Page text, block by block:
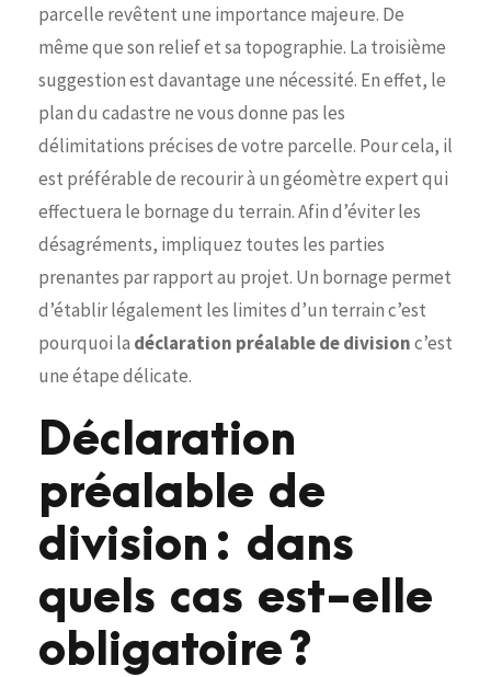
parcelle revêtent une importance majeure. De
même que son relief et sa topographie. La troisième
suggestion est davantage une nécessité. En effet, le
plan du cadastre ne vous donne pas les
délimitations précises de votre parcelle. Pour cela, il
est préférable de recourir à un géomètre expert qui
effectuera le bornage du terrain. Afin d’éviter les
désagréments, impliquez toutes les parties
prenantes par rapport au projet. Un bornage permet
d’établir légalement les limites d’un terrain c’est
pourquoi la déclaration préalable de divisionc’est
une étape délicate.
Déclaration
préalable de
division : dans
quels cas est-elle
obligatoire ?